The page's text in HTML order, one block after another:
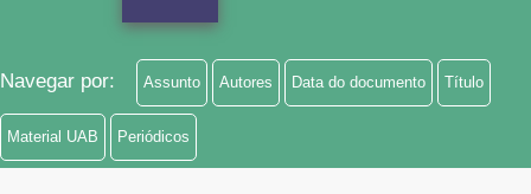
Navegar por: Assunto Autores Data do documento Título
Material UAB Periódicos